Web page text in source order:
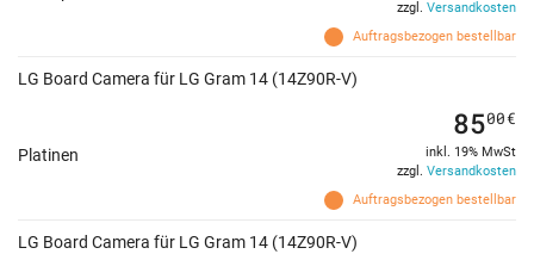
Auftragsbezogen bestellbar
zzgl. Versandkosten
LG Board Camera für LG Gram 14 (14Z90R-V)
Platinen
Auftragsbezogen bestellbar
8500€
inkl. 19% MwSt
zzgl. Versandkosten
LG Board Camera für LG Gram 14 (14Z90R-V)